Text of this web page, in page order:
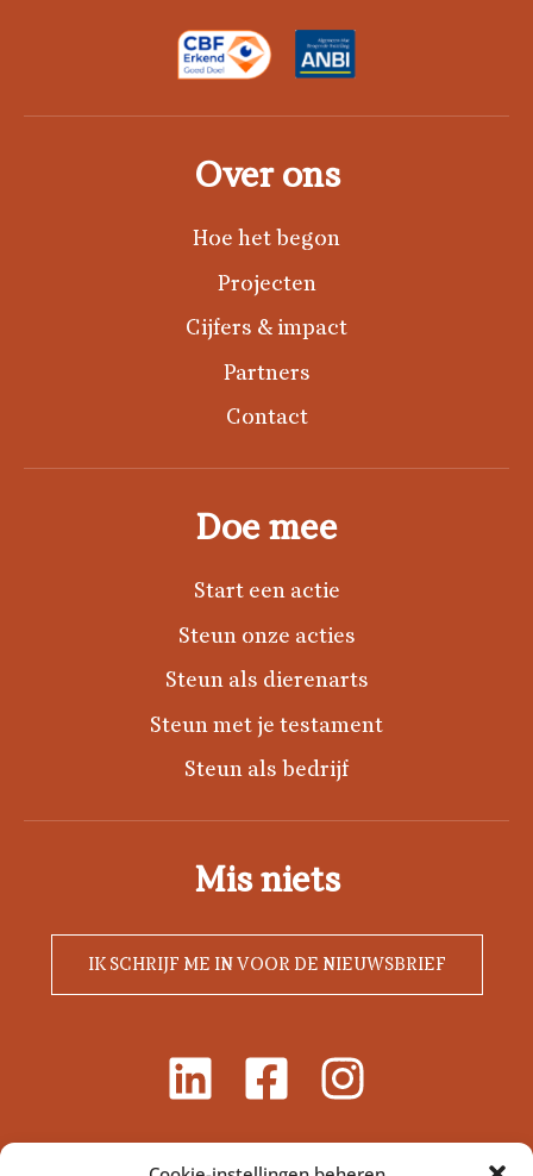
Over ons
Hoe het begon
Projecten
Cijfers & impact
Partners
Contact
Doe mee
Start een actie
Steun onze acties
Steun als dierenarts
Steun met je testament
Steun als bedrijf
Mis niets
IK SCHRIJF ME IN VOOR DE NIEUWSBRIEF